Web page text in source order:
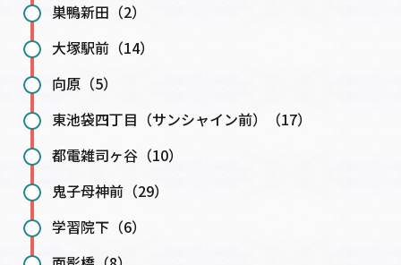
巣鴨新田（2）
大塚駅前（14）
向原（5）
東池袋四丁目（サンシャイン前）（17）
都電雑司ヶ谷（10）
鬼子母神前（29）
学習院下（6）